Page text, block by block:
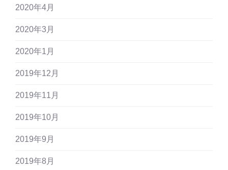
2020年4月
2020年3月
2020年1月
2019年12月
2019年11月
2019年10月
2019年9月
2019年8月